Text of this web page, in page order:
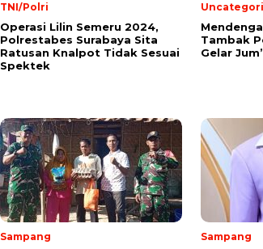
TNI/Polri
Operasi Lilin Semeru 2024,
Polrestabes Surabaya Sita
Ratusan Knalpot Tidak Sesuai
Spektek
Tambak
Gelar
Sampang Sampang